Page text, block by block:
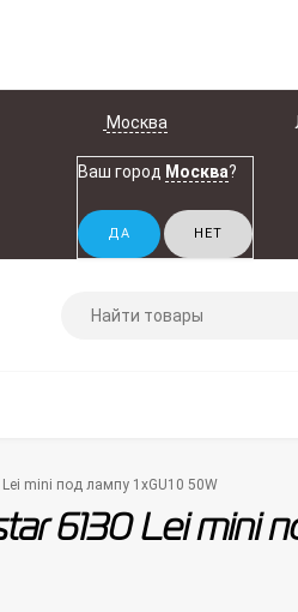
Москва
Ваш город Москва?
mini под лампу 1xGU10 50W
6130 Lei mini